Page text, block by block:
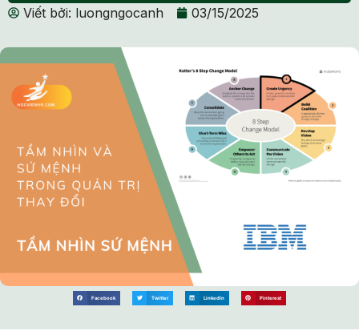
Viết bởi: luongngocanh 03/15/2025
Facebook Twitter LinkedIn Pinterest